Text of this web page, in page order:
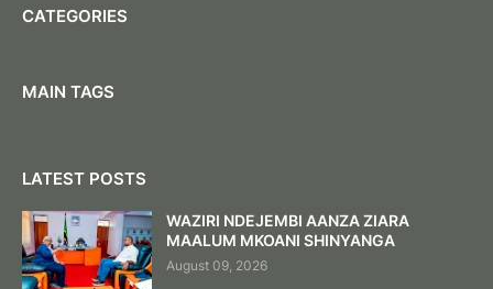
CATEGORIES
MAIN TAGS
LATEST POSTS
WAZIRI NDEJEMBI AANZA ZIARA
MAALUM MKOANI SHINYANGA
August 09, 2026